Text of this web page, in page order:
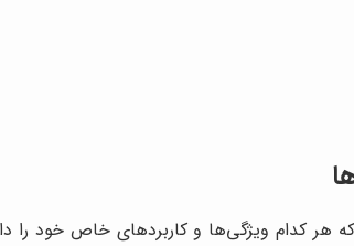
هر کدام ویژگی‌ها و کاربردهای خاص خود را